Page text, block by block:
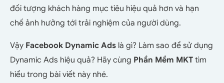
đối tượng khách hàng mục tiêu hiệu quả hơn và hạn
chế ảnh hưởng tới trải nghiệm của người dùng.
Vậy Facebook Dynamic Ads là gì? Làm sao để sử dụng
Dynamic Ads hiệu quả? Hãy cùng Phần Mềm MKT tìm
hiểu trong bài viết này nhé.